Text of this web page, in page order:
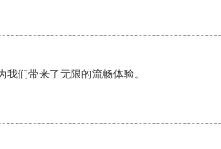
们带来了无限的流畅体验。